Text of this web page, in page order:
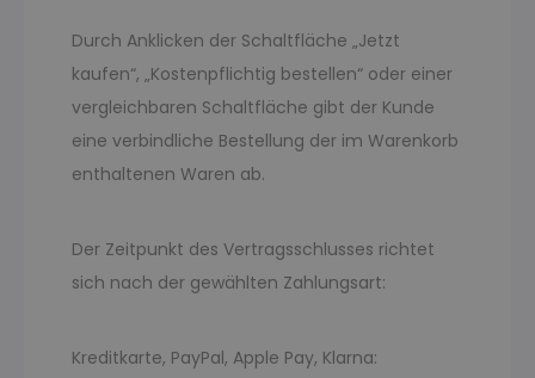
Durch Anklicken der Schaltfläche „Jetzt
kaufen“, „Kostenpflichtig bestellen“ oder einer
vergleichbaren Schaltfläche gibt der Kunde
eine verbindliche Bestellung der im Warenkorb
enthaltenen Waren ab.
Der Zeitpunkt des Vertragsschlusses richtet
sich nach der gewählten Zahlungsart:
Kreditkarte, PayPal, Apple Pay, Klarna: